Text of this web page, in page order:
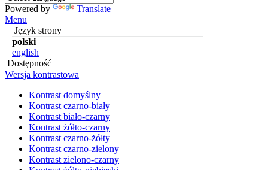
Powered by
Translate
Menu
Język strony
polski
english
Dostępność
Wersja kontrastowa
Kontrast domyślny
Kontrast czarno-biały
Kontrast biało-czarny
Kontrast żółto-czarny
Kontrast czarno-żółty
Kontrast czarno-zielony
Kontrast zielono-czarny